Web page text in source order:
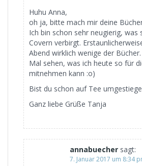
Huhu Anna,
oh ja, bitte mach mir deine
Ich bin schon sehr neugierig, was
Covern verbirgt.
Abend wirklich wenige der Bücher.
Mal sehen, was ich heute so für
mitnehmen kann :o)
Bist du schon auf Tee
Ganz liebe Grüße Tanja
annabuecher sagt:
7. Januar 2017 um 8:34